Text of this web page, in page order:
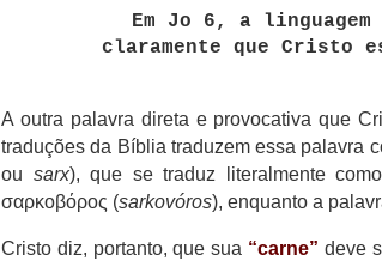
Em Jo 6, a
claramente que Cristo
A outra palavra direta e provocativa que
traduções da Bíblia traduzem essa palavra
ou sarx), que se traduz literalmente como
σαρκοβόρος (sarkovóros), enquanto a
Cristo diz, portanto, que sua “carne” deve